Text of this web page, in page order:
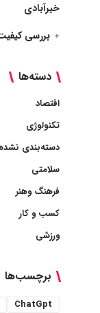
خیرآبادی
بررسی
دسته‌ها
اقتصاد
تکنولوژی
دسته‌بندی نشده
سلامتی
فرهنگ وهنر
کسب و کار
ورزشی
برچسب‌ها
ChatGpt